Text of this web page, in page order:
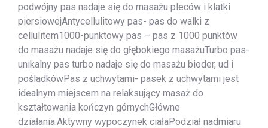
podwójny pas nadaje się do masażu pleców i klatki
piersiowejAntycellulitowy pas- pas do walki z
cellulitem1000-punktowy pas – pas z 1000 punktów
do masażu nadaje się do głębokiego masażuTurbo pas-
unikalny pas turbo nadaje się do masażu bioder, ud i
pośladkówPas z uchwytami- pasek z uchwytami jest
idealnym miejscem na relaksujący masaż do
kształtowania kończyn górnychGłówne
działania:Aktywny wypoczynek ciałaPodział nadmiaru